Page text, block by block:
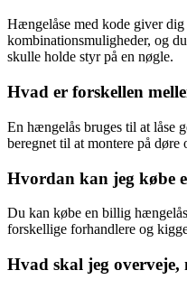
Hængelåse med kode giver
kombinationsmuligheder, og
skulle holde styr på en nøgle.
Hvad er forskellen
En hængelås bruges til at låse
beregnet til at montere på
Hvordan kan jeg købe
Du kan købe en billig
forskellige forhandlere og
Hvad skal jeg